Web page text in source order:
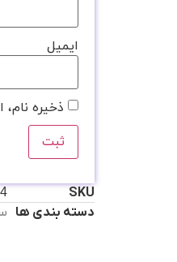
ایمیل
ذخیره
SKU
دسته بندی ها